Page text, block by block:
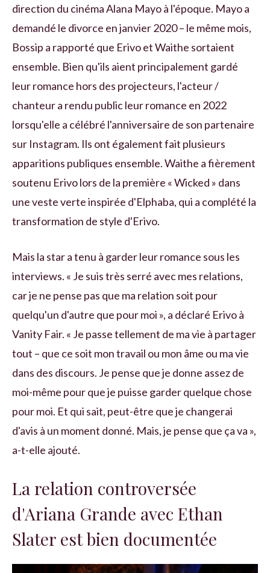
direction du cinéma Alana Mayo à l'époque. Mayo a
demandé le divorce en janvier 2020 – le même mois,
Bossip a rapporté que Erivo et Waithe sortaient
ensemble. Bien qu'ils aient principalement gardé
leur romance hors des projecteurs, l'acteur /
chanteur a rendu public leur romance en 2022
lorsqu'elle a célébré l'anniversaire de son partenaire
sur Instagram. Ils ont également fait plusieurs
apparitions publiques ensemble. Waithe a fièrement
soutenu Erivo lors de la première « Wicked » dans
une veste verte inspirée d'Elphaba, qui a complété la
transformation de style d'Erivo.
Mais la star a tenu à garder leur romance sous les
interviews. « Je suis très serré avec mes relations,
car je ne pense pas que ma relation soit pour
quelqu'un d'autre que pour moi », a déclaré Erivo à
Vanity Fair. « Je passe tellement de ma vie à partager
tout – que ce soit mon travail ou mon âme ou ma vie
dans des discours. Je pense que je donne assez de
moi-même pour que je puisse garder quelque chose
pour moi. Et qui sait, peut-être que je changerai
d'avis à un moment donné. Mais, je pense que ça va »,
a-t-elle ajouté.
La relation controversée
d'Ariana Grande avec Ethan
Slater est bien documentée